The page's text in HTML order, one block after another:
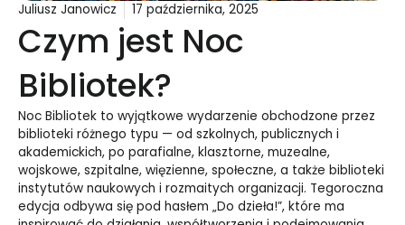
Juliusz Janowicz 17 października, 2025
Czym jest Noc
Bibliotek?
Noc Bibliotek to wyjątkowe wydarzenie obchodzone przez
biblioteki różnego typu — od szkolnych, publicznych i
akademickich, po parafialne, klasztorne, muzealne,
wojskowe, szpitalne, więzienne, społeczne, a także biblioteki
instytutów naukowych i rozmaitych organizacji. Tegoroczna
edycja odbywa się pod hasłem „Do dzieła!”, które ma